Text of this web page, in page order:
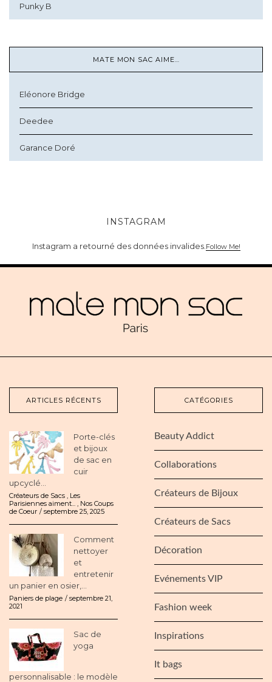
Punky B
MATE MON SAC AIME…
Eléonore Bridge
Deedee
Garance Doré
INSTAGRAM
Instagram a retourné des données invalides. Follow Me!
ARTICLES RÉCENTS
Porte-clés
et bijoux
de sac en
cuir
upcyclé...
Créateurs de Sacs
Les
Parisiennes aiment...
Nos Coups
de Coeur
septembre 25, 2025
Comment
nettoyer
et
entretenir
un panier en osier,...
Paniers de plage
septembre 21,
2021
Sac de
yoga
personnalisable : le modèle
CATÉGORIES
Beauty Addict
Collaborations
Créateurs de Bijoux
Créateurs de Sacs
Décoration
Evénements VIP
Fashion week
Inspirations
It bags